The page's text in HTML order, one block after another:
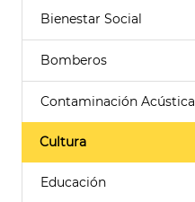
Bienestar Social
Bomberos
Contaminación Acústica
Cultura
Educación